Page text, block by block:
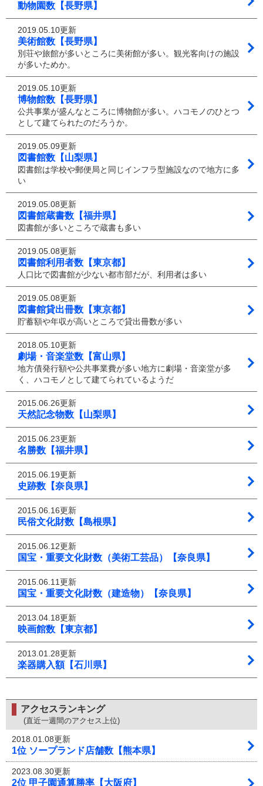
動物園数【長野県】
2019.05.10更新
美術館数【長野県】
別荘や旅館が多いところに美術館が多い。観光客向けの施設
が多いためか。
2019.05.10更新
博物館数【長野県】
公共事業が盛んなところに博物館が多い。ハコモノのひとつ
として建てられたのだろうか。
2019.05.09更新
図書館数【山梨県】
図書館は学校や郵便局と同じインフラ型施設なので地方に多
い
2019.05.08更新
図書館蔵書数【福井県】
図書館が多いところで蔵書も多い
2019.05.08更新
図書館利用者数【東京都】
人口比で図書館が少ない都市部だが、利用者は多い
2019.05.08更新
図書館貸出冊数【東京都】
貯蓄額や年収が高いところで貸出冊数が多い
2018.05.10更新
劇場・音楽堂数【富山県】
地方債発行額や公共事業費が多い地方に劇場・音楽堂が多
く、ハコモノとして建てられているようだ
2015.06.26更新
天然記念物数【山梨県】
2015.06.23更新
名勝数【福井県】
2015.06.19更新
史跡数【奈良県】
2015.06.16更新
民俗文化財数【島根県】
2015.06.12更新
国宝・重要文化財数（美術工芸品）【奈良県】
2015.06.11更新
国宝・重要文化財数（建造物）【奈良県】
2013.04.18更新
映画館数【東京都】
2013.01.28更新
楽器購入額【石川県】
アクセスランキング
(直近一週間のアクセス上位)
2018.01.08更新
1位 ソープランド店舗数【熊本県】
2023.08.30更新
2位 甲子園通算勝率【大阪府】